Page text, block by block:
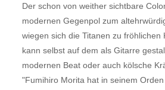
Der schon von weither sichtbare
modernen Gegenpol zum
wiegen sich die Titanen zu fröhlichen
kann selbst auf dem als Gitarre
modernen Beat oder auch kölsche
"Fumihiro Morita hat in seinem